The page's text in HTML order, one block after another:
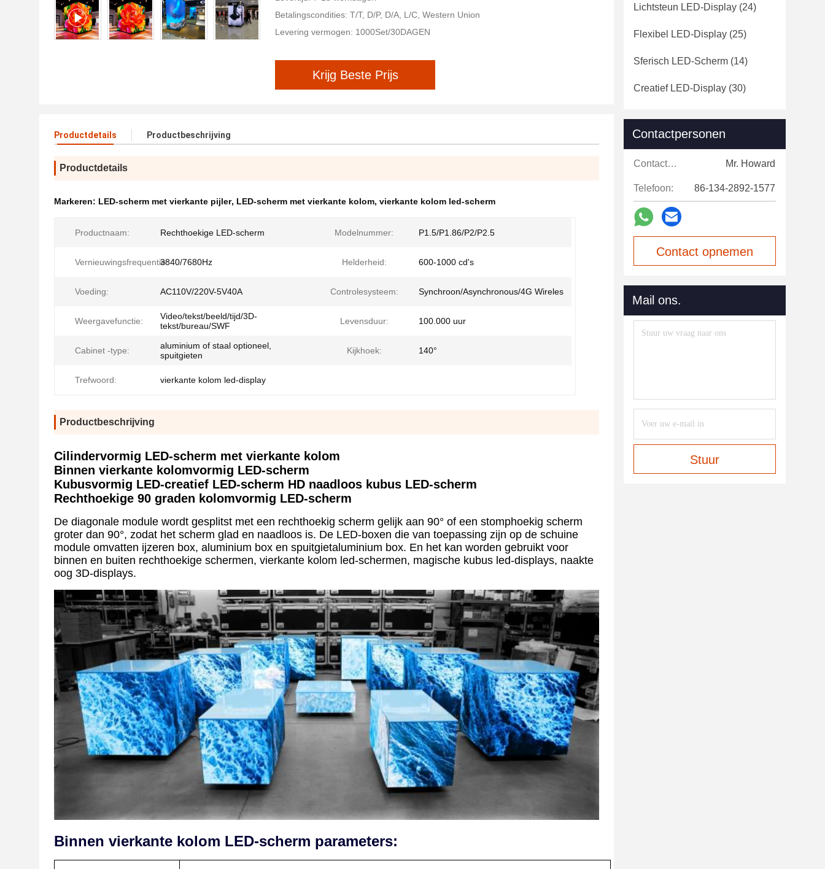
Betalingscondities: T/T, D/P, D/A, L/C, Western Union
Levering vermogen: 1000Set/30DAGEN
Krijg Beste Prijs
Productdetails Productbeschrijving
Productdetails
Markeren: LED-scherm met vierkante pijler, LED-scherm met vierkante kolom, vierkante kolom led-scherm
Productnaam: Rechthoekige LED-scherm Modelnummer: P1.5/P1.86/P2/P2.5
Vernieuwingsfrequentie:3840/7680Hz Helderheid: 600-1000 cd's
Voeding: AC110V/220V-5V40A Controlesysteem: Synchroon/Asynchronous/4G Wireles
Weergavefunctie:
Video/tekst/beeld/tijd/3D-
tekst/bureau/SWF
Levensduur: 100.000 uur
Cabinet -type:
aluminium of staal optioneel,
spuitgieten
Kijkhoek: 140°
Trefwoord: vierkante kolom led-display
Productbeschrijving
Cilindervormig LED-scherm met vierkante kolom
Binnen vierkante kolomvormig LED-scherm
Kubusvormig LED-creatief LED-scherm HD naadloos kubus LED-scherm
Rechthoekige 90 graden kolomvormig LED-scherm
De diagonale module wordt gesplitst met een rechthoekig scherm gelijk aan 90° of een stomphoekig scherm
groter dan 90°, zodat het scherm glad en naadloos is. De LED-boxen die van toepassing zijn op de schuine
module omvatten ijzeren box, aluminium box en spuitgietaluminium box. En het kan worden gebruikt voor
binnen en buiten rechthoekige schermen, vierkante kolom led-schermen, magische kubus led-displays, naakte
oog 3D-displays.
Binnen vierkante kolom LED-scherm parameters:
Lichtsteun LED-Display (24)
Flexibel LED-Display (25)
Sferisch LED-Scherm (14)
Creatief LED-Display (30)
Contactpersonen
Contactpersonen: Mr. Howard
Telefoon: 86-134-2892-1577
Contact opnemen
Mail ons.
Stuur